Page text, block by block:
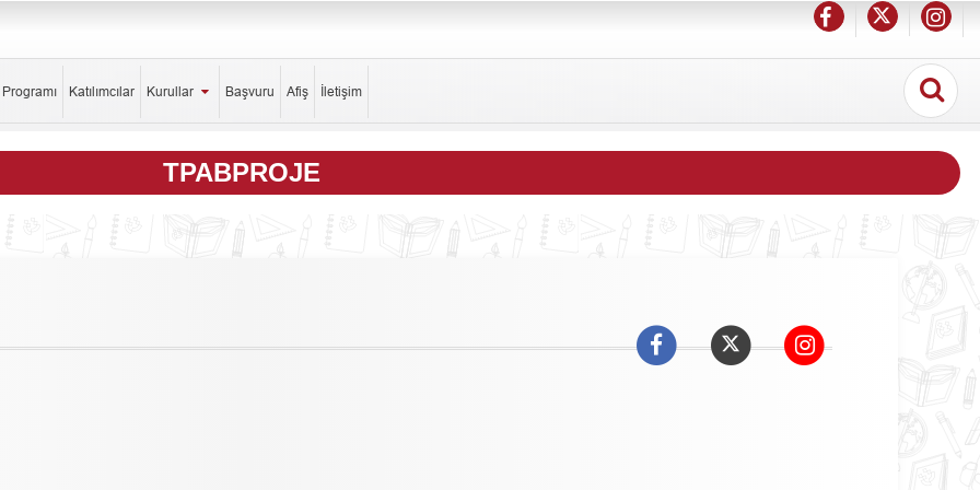
Katılımcılar Kurullar Başvuru Afiş İletişim
TPABPROJE